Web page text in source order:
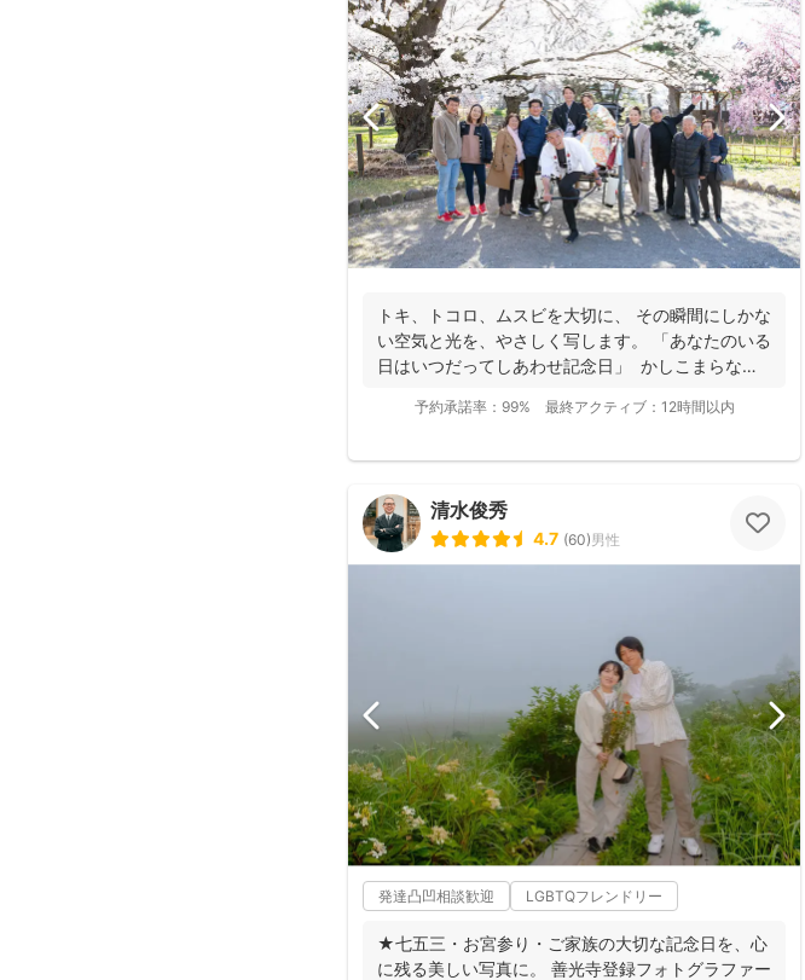
トキ、トコロ、ムスビを大切に、 その瞬間にしかな
い空気と光を、やさしく写します。 「あなたのいる
日はいつだってしあわせ記念日」 かしこまらなく
予約承諾率： 99% 最終アクティブ： 12時間以内
清水俊秀
4.7 (60)男性
発達凸凹相談歓迎 LGBTQフレンドリー
★七五三・お宮参り・ご家族の大切な記念日を、心
に残る美しい写真に。 善光寺登録フォトグラファー